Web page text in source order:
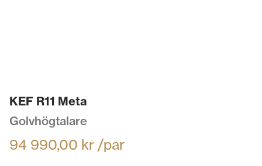
KEF R11 Meta
Golvhögtalare
94 990,00 kr /par